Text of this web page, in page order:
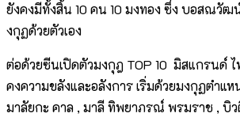
ยังคงมีทั้งสิ้น 10 คน 10 มงทอง ซึ่ง บอสณวัฒ
งกุฏด้วยตัวเอง
ต่อด้วยซีนเปิดตัวมงกุฎ TOP 10 มิสแกรนด์
คงความขลังและอลังการ เริ่มด้วยมงกุฏตำแ
มาลัยกะ คาล , มาลี ทิพยาภรณ์ พรมราช , บิ